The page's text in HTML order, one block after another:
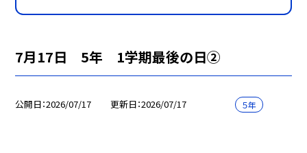
7月17日 5年 1学期最後の日②
公開日 2026/07/17 更新日 2026/07/17 ５年